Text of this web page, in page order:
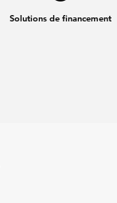
Solutions de financement